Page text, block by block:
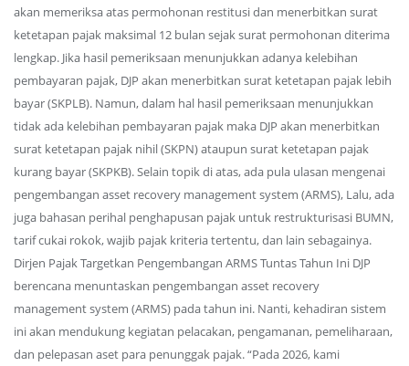
akan memeriksa atas permohonan restitusi dan menerbitkan surat
ketetapan pajak maksimal 12 bulan sejak surat permohonan diterima
lengkap. Jika hasil pemeriksaan menunjukkan adanya kelebihan
pembayaran pajak, DJP akan menerbitkan surat ketetapan pajak lebih
bayar (SKPLB). Namun, dalam hal hasil pemeriksaan menunjukkan
tidak ada kelebihan pembayaran pajak maka DJP akan menerbitkan
surat ketetapan pajak nihil (SKPN) ataupun surat ketetapan pajak
kurang bayar (SKPKB). Selain topik di atas, ada pula ulasan mengenai
pengembangan asset recovery management system (ARMS), Lalu, ada
juga bahasan perihal penghapusan pajak untuk restrukturisasi BUMN,
tarif cukai rokok, wajib pajak kriteria tertentu, dan lain sebagainya.
Dirjen Pajak Targetkan Pengembangan ARMS Tuntas Tahun Ini DJP
berencana menuntaskan pengembangan asset recovery
management system (ARMS) pada tahun ini. Nanti, kehadiran sistem
ini akan mendukung kegiatan pelacakan, pengamanan, pemeliharaan,
dan pelepasan aset para penunggak pajak. “Pada 2026, kami